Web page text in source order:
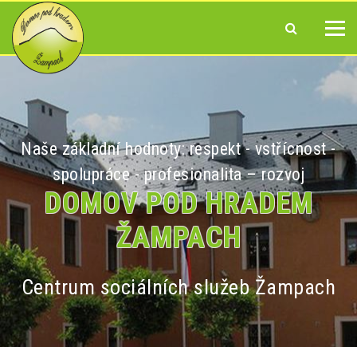
Naše základní hodnoty: respekt - vstřícnost -
spolupráce - profesionalita – rozvoj
DOMOV POD HRADEM
ŽAMPACH
Centrum sociálních služeb Žampach